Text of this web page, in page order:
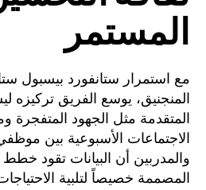
المستمر
مع استمرار ستانفورد بيسبول
المنجنيق، يوسع الفريق تركيزه
المتقدمة مثل الجهود المتفجرة
الاجتماعات الأسبوعية بين
والمدربين أن البيانات تقود خطط
المصممة خصيصاً لتلبية